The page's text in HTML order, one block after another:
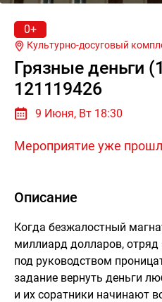
0+
Культурно-досуговый
Грязные деньги
121119426
9 Июня, Вт 18:30
Мероприятие уже
Описание
Когда безжалостный
миллиард долларов, отряд
под руководством
задание вернуть деньги
и их соратники начинают